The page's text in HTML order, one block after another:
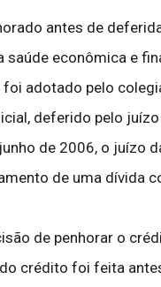
antes de
saúde econômica e
adotado pelo
deferido pelo
de 2006, o juízo
de uma dívida
de penhorar o
do crédito foi feita